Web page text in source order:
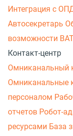
Интеграция с
Автосекретарь
возможности
Контакт-центр
Омниканальный
Омниканальные
персоналом
отчетов Робот-
ресурсами База